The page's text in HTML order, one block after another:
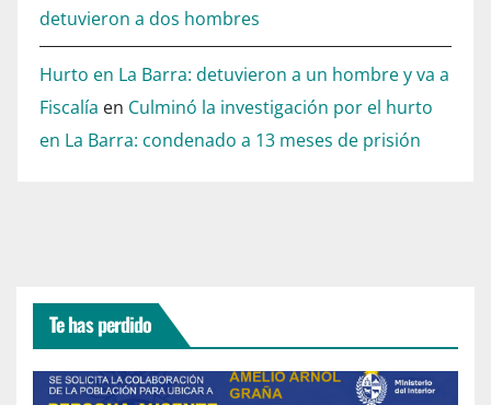
detuvieron a dos hombres
Hurto en La Barra: detuvieron a un hombre y va a
Fiscalía en Culminó la investigación por el hurto
en La Barra: condenado a 13 meses de prisión
Te has perdido